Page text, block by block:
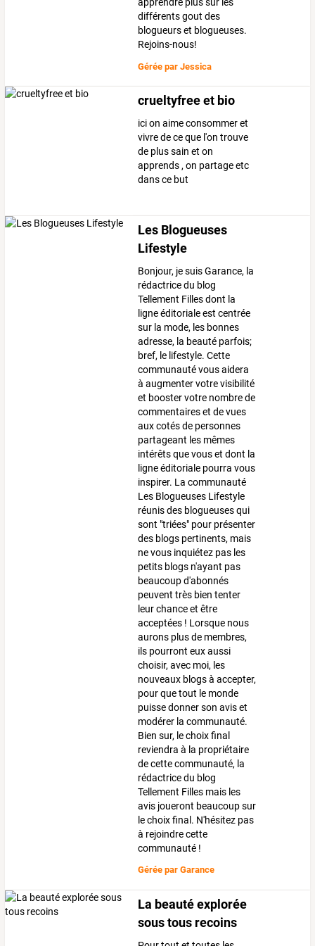
différents gout des
blogueurs et blogueuses.
Rejoins-nous!
Gérée parJessica
crueltyfree et bio
ici on aime consommer et
vivre de ce que l'on trouve
de plus sain et on
apprends , on partage etc
dans ce but
Les Blogueuses
Lifestyle
Bonjour, je suis Garance, la
rédactrice du blog
Tellement Filles dont la
ligne éditoriale est centrée
sur la mode, les bonnes
adresse, la beauté parfois;
bref, le lifestyle. Cette
communauté vous aidera
à augmenter votre visibilité
et booster votre nombre de
commentaires et de vues
aux cotés de personnes
partageant les mêmes
intérêts que vous et dont la
ligne éditoriale pourra vous
inspirer. La communauté
Les Blogueuses Lifestyle
réunis des blogueuses qui
sont "triées" pour présenter
des blogs pertinents, mais
ne vous inquiétez pas les
petits blogs n'ayant pas
beaucoup d'abonnés
peuvent très bien tenter
leur chance et être
acceptées ! Lorsque nous
aurons plus de membres,
ils pourront eux aussi
choisir, avec moi, les
nouveaux blogs à accepter,
pour que tout le monde
puisse donner son avis et
modérer la communauté.
Bien sur, le choix final
reviendra à la propriétaire
de cette communauté, la
rédactrice du blog
Tellement Filles mais les
avis joueront beaucoup sur
le choix final. N'hésitez pas
à rejoindre cette
communauté !
Gérée parGarance
La beauté explorée
sous tous recoins